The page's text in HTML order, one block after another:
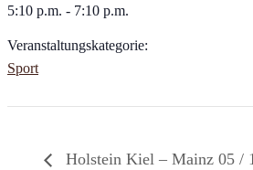
5:10 p.m. - 7:10 p.m.
Veranstaltungskategorie:
Sport
Holstein Kiel – Mainz 05 /